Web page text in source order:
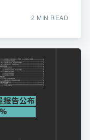
2 MIN READ